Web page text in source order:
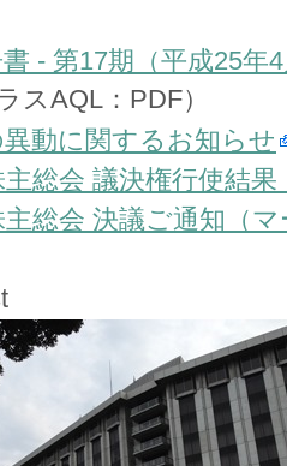
‐ 第17期（平成25年
スAQL：PDF）
動に関するお知らせ
総会 議決権行使結
総会 決議ご通知（